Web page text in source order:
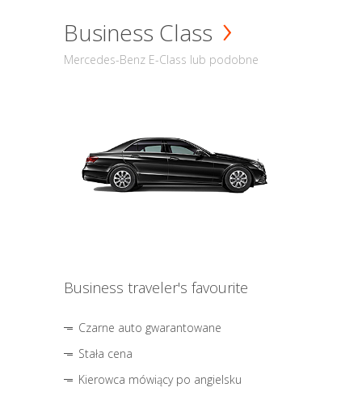
Business Class
Mercedes-Benz E-Class lub podobne
Business traveler's favourite
Czarne auto gwarantowane
Stała cena
Kierowca mówiący po angielsku